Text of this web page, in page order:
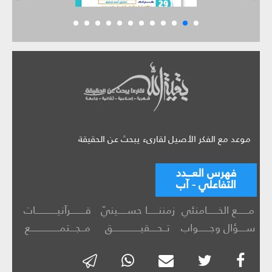
موعد مع الفكر الأصيل لقارىء يبحث عن الحقيقة
فهرس العـــدد
التفاعلي - آب
مــــــع الخــــــامنئي زمننــــــا حســـــينيّ
قــــــــرآنيــــــــــــات
ســــؤال وجــــــواب
تــحــــقيـــــــــــــــق مــجـــتمــــــــــــــــع